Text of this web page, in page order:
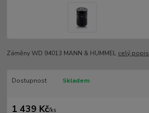
Záměny WD 94013 MANN & HUMMEL celý popis
Dostupnost Skladem
1 439 Kč/ks